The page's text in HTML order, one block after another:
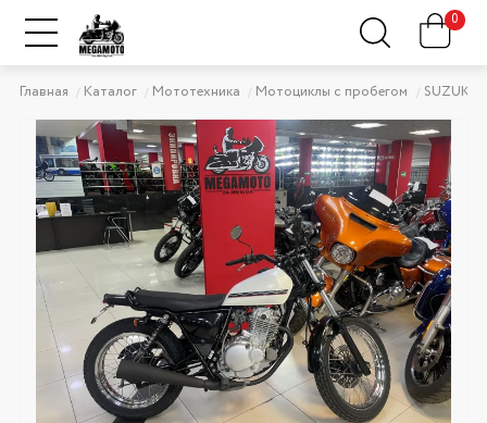
0
Главная Каталог Мототехника Мотоциклы с пробегом SUZUKI